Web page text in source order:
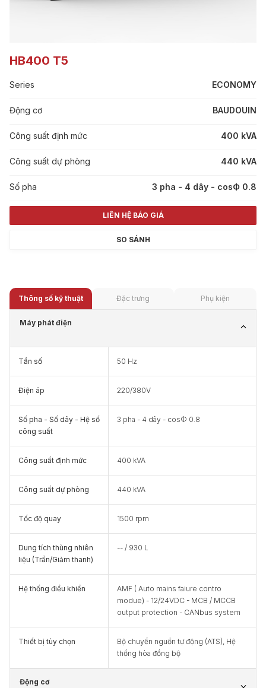
HB400 T5
Series ECONOMY
Động cơ BAUDOUIN
Công suất định mức 400 kVA
Công suất dự phòng 440 kVA
Số pha 3 pha - 4 dây - cosФ 0.8
LIÊN HỆ BÁO GIÁ
SO SÁNH
Thông số kỹ thuật Đặc trưng Phụ kiện
Máy phát điện
Tần số 50 Hz
Điện áp 220/380V
Số pha - Số dây - Hệ số
công suất
3 pha - 4 dây - cosФ 0.8
Công suất định mức 400 kVA
Công suất dự phòng 440 kVA
Tốc độ quay 1500 rpm
Dung tích thùng nhiên
liệu (Trần/Giảm thanh)
-- / 930 L
Hệ thống điều khiển
AMF ( Auto mains faiure contro
modue) - 12/24VDC - MCB / MCCB
output protection - CANbus system
Thiết bị tùy chọn
Bộ chuyển nguồn tự động (ATS), Hệ
thống hòa đồng bộ
Động cơ